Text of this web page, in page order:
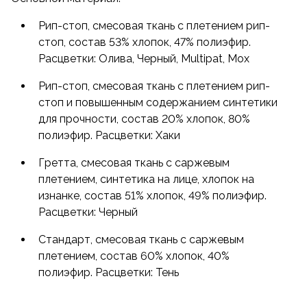
Рип-стоп, смесовая ткань с плетением рип-
стоп, состав 53% хлопок, 47% полиэфир.
Расцветки: Олива, Черный, Multipat, Мох
Рип-стоп, смесовая ткань с плетением рип-
стоп и повышенным содержанием синтетики
для прочности, состав 20% хлопок, 80%
полиэфир. Расцветки: Хаки
Гретта, смесовая ткань с саржевым
плетением, синтетика на лице, хлопок на
изнанке, состав 51% хлопок, 49% полиэфир.
Расцветки: Черный
Стандарт, смесовая ткань с саржевым
плетением, состав 60% хлопок, 40%
полиэфир. Расцветки: Тень